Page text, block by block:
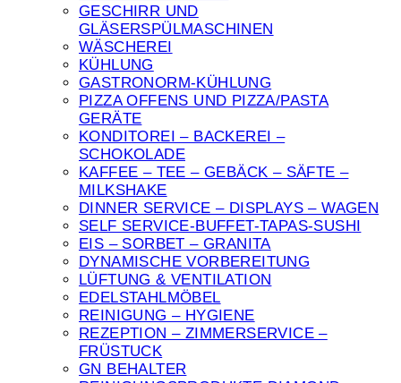
GESCHIRR UND
GLÄSERSPÜLMASCHINEN
WÄSCHEREI
KÜHLUNG
GASTRONORM-KÜHLUNG
PIZZA OFFENS UND PIZZA/PASTA
GERÄTE
KONDITOREI – BACKEREI –
SCHOKOLADE
KAFFEE – TEE – GEBÄCK – SÄFTE –
MILKSHAKE
DINNER SERVICE – DISPLAYS – WAGEN
SELF SERVICE-BUFFET-TAPAS-SUSHI
EIS – SORBET – GRANITA
DYNAMISCHE VORBEREITUNG
LÜFTUNG & VENTILATION
EDELSTAHLMÖBEL
REINIGUNG – HYGIENE
REZEPTION – ZIMMERSERVICE –
FRÜSTUCK
GN BEHALTER